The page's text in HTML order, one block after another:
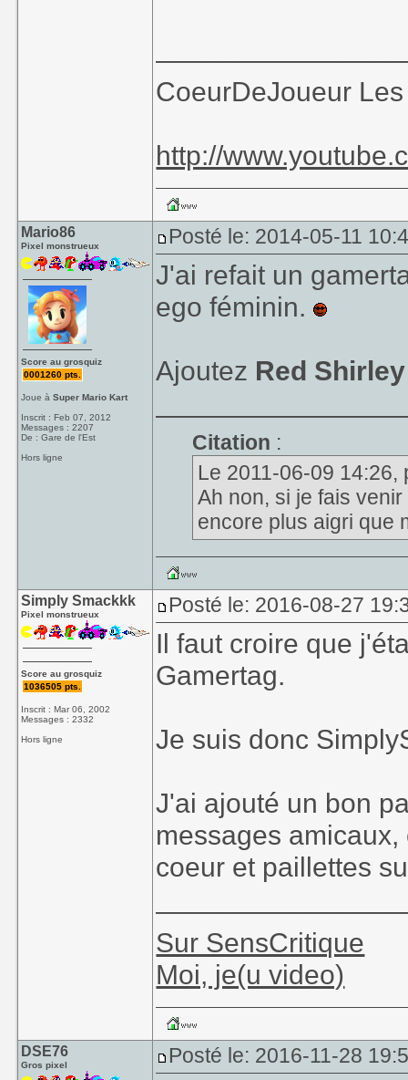
CoeurDeJoueur
http://
Mario86
Pixel monstrueux
Score au grosquiz
0001260 pts.
Joue àSuper Mario Kart
Inscrit : Feb 07, 2012
Messages : 2207
De : Gare de l'Est
Hors ligne
Posté le: 2014-05-11
J'ai refait un
ego féminin.
Ajoutez Red Shirley
Citation :
Le 2011-06-09 14:26,
Ah non, si je fais
encore plus aigri que
Simply Smackkk
Pixel monstrueux
Score au grosquiz
1036505 pts.
Inscrit : Mar 06, 2002
Messages : 2332
Hors ligne
Posté le: 2016-08-27
Il faut croire que
Gamertag.
Je suis donc
J'ai ajouté un bon
messages
coeur et paillettes
Sur SensCritique
Moi, je(u video)
DSE76
Gros pixel Posté le: 2016-11-28